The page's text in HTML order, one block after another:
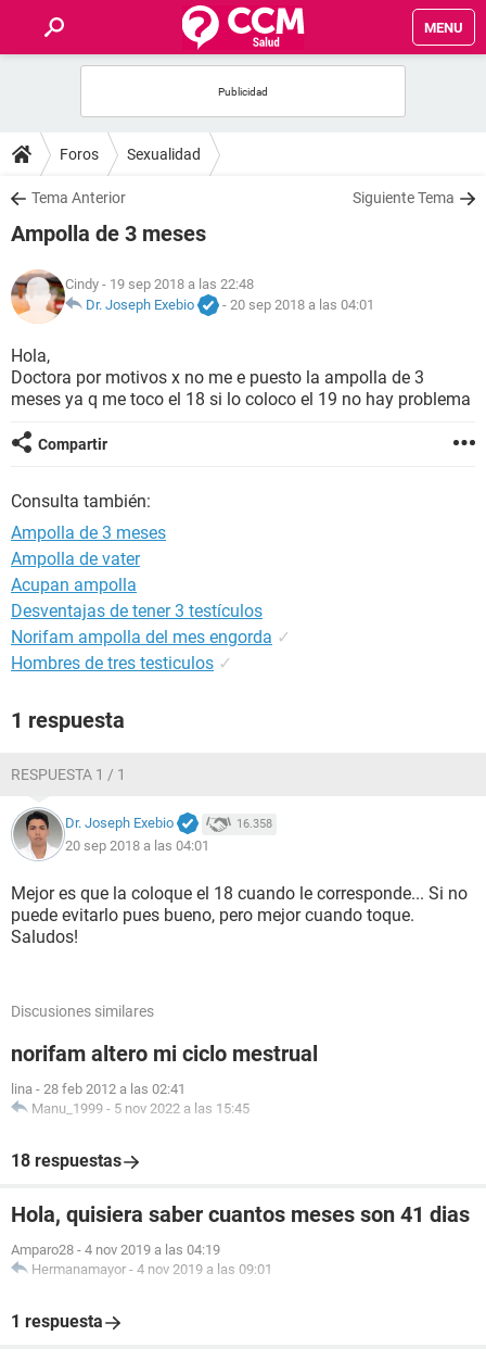
MENU
FOROS
SALUD
FAMILIA
NUTRICIÓN
BIENESTAR
Foros Sexualidad
Tema Anterior Siguiente Tema
Ampolla de 3 meses
Cindy - 19 sep 2018 a las 22:48
Dr. Joseph Exebio
- 20 sep 2018 a las 04:01
Hola,
Doctora por motivos x no me e puesto la ampolla de 3
meses ya q me toco el 18 si lo coloco el 19 no hay problema
Compartir
Consulta también:
Ampolla de 3 meses
Ampolla de vater
Acupan ampolla
Desventajas de tener 3 testículos
Norifam ampolla del mes engorda ✓
Hombres de tres testiculos ✓
1 respuesta
RESPUESTA 1 / 1
Dr. Joseph Exebio 16.358
20 sep 2018 a las 04:01
Mejor es que la coloque el 18 cuando le corresponde... Si no
puede evitarlo pues bueno, pero mejor cuando toque.
Saludos!
Discusiones similares
norifam altero mi ciclo mestrual
lina - 28 feb 2012 a las 02:41
Manu_1999 - 5 nov 2022 a las 15:45
18 respuestas
Hola, quisiera saber cuantos meses son 41 dias
Amparo28 - 4 nov 2019 a las 04:19
Hermanamayor - 4 nov 2019 a las 09:01
1 respuesta